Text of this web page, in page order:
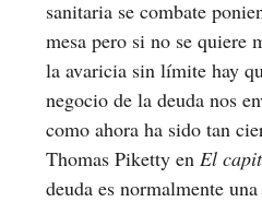
sanitaria se combate
mesa pero si no se quiere
la avaricia sin límite hay
negocio de la deuda nos
como ahora ha sido tan
Thomas Piketty en El
deuda es normalmente